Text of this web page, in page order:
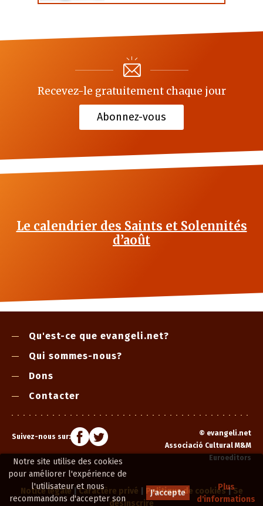
Notre site utilise des cookies
pour améliorer l'expérience de
l'utilisateur et nous
recommandons d'accepter son
J'accepte
Plus
d'informations
Recevez-le gratuitement chaque jour
Abonnez-vous
Le calendrier des Saints et Solennités
d’août
Qu'est-ce que evangeli.net?
Qui sommes-nous?
Dons
Contacter
Suivez-nous sur: © evangeli.net
Associació Cultural M&M
Euroeditors
Notice légale|Caractère privé Politique de cookies|Se
désinscrire